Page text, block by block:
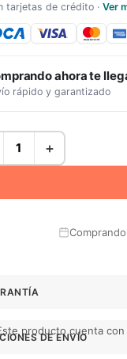
tarjetas de crédito · Ver
ahora te
rápido y garantizado
+
producto cuenta con
DE ENVÍO